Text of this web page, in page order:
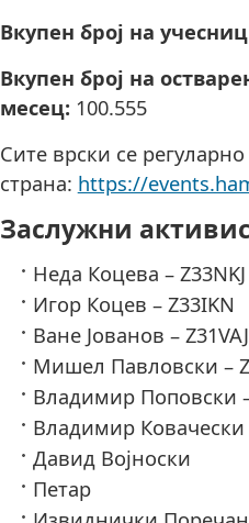
Вкупен број на
Вкупен број на
месец:100.555
Сите врски се
страна: https://
Заслужни
Неда Коцева – Z33NKJ
Игор Коцев – Z33IKN
Ване Јованов – Z31VAJ
Мишел Павловски –
Владимир Поповски
Владимир Ковачески
Давид Војноски
Петар